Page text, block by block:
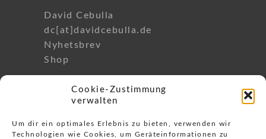
Cookie-Zustimmung
verwalten
Um dir ein optimales Erlebnis zu bieten, verwenden wir
Technologien wie Cookies, um Geräteinformationen zu
David Cebulla
dc[at]davidcebulla.de
Nyhetsbrev
Shop
Filme